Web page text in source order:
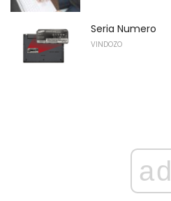
Seria Numero
VINDOZO
ad